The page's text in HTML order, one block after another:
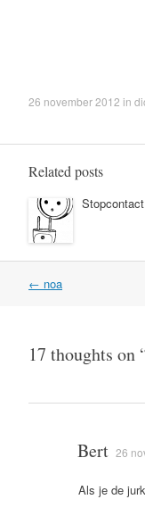
26 november 2012 in
Related posts
Stopcontact
Post
← noa
17 thoughts on
Bert 26
Als je de